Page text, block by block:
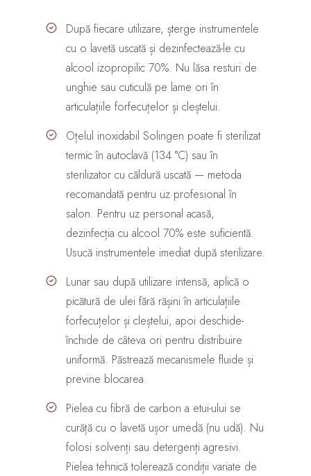
După fiecare utilizare, șterge instrumentele
cu o lavetă uscată și dezinfectează-le cu
alcool izopropilic 70%. Nu lăsa resturi de
unghie sau cuticulă pe lame ori în
articulațiile forfecuțelor și cleștelui.
Oțelul inoxidabil Solingen poate fi sterilizat
termic în autoclavă (134 °C) sau în
sterilizator cu căldură uscată — metoda
recomandată pentru uz profesional în
salon. Pentru uz personal acasă,
dezinfecția cu alcool 70% este suficientă.
Usucă instrumentele imediat după sterilizare.
Lunar sau după utilizare intensă, aplică o
picătură de ulei fără rășini în articulațiile
forfecuțelor și cleștelui, apoi deschide-
închide de câteva ori pentru distribuire
uniformă. Păstrează mecanismele fluide și
previne blocarea.
Pielea cu fibră de carbon a etui-ului se
curăță cu o lavetă ușor umedă (nu udă). Nu
folosi solvenți sau detergenți agresivi.
Pielea tehnică tolerează condiții variate de